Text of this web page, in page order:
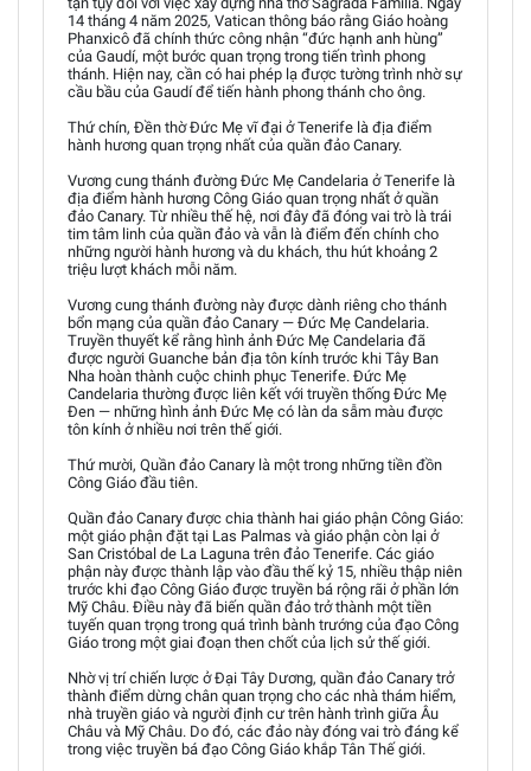
14 tháng 4 năm 2025, Vatican thông báo rằng Giáo hoàng
Phanxicô đã chính thức công nhận “đức hạnh anh hùng”
của Gaudí, một bước quan trọng trong tiến trình phong
thánh. Hiện nay, cần có hai phép lạ được tường trình nhờ sự
cầu bầu của Gaudí để tiến hành phong thánh cho ông.
Thứ chín, Đền thờ Đức Mẹ vĩ đại ở Tenerife là địa điểm
hành hương quan trọng nhất của quần đảo Canary.
Vương cung thánh đường Đức Mẹ Candelaria ở Tenerife là
địa điểm hành hương Công Giáo quan trọng nhất ở quần
đảo Canary. Từ nhiều thế hệ, nơi đây đã đóng vai trò là trái
tim tâm linh của quần đảo và vẫn là điểm đến chính cho
những người hành hương và du khách, thu hút khoảng 2
triệu lượt khách mỗi năm.
Vương cung thánh đường này được dành riêng cho thánh
bổn mạng của quần đảo Canary — Đức Mẹ Candelaria.
Truyền thuyết kể rằng hình ảnh Đức Mẹ Candelaria đã
được người Guanche bản địa tôn kính trước khi Tây Ban
Nha hoàn thành cuộc chinh phục Tenerife. Đức Mẹ
Candelaria thường được liên kết với truyền thống Đức Mẹ
Đen — những hình ảnh Đức Mẹ có làn da sẫm màu được
tôn kính ở nhiều nơi trên thế giới.
Thứ mười, Quần đảo Canary là một trong những tiền đồn
Công Giáo đầu tiên.
Quần đảo Canary được chia thành hai giáo phận Công Giáo:
một giáo phận đặt tại Las Palmas và giáo phận còn lại ở
San Cristóbal de La Laguna trên đảo Tenerife. Các giáo
phận này được thành lập vào đầu thế kỷ 15, nhiều thập niên
trước khi đạo Công Giáo được truyền bá rộng rãi ở phần lớn
Mỹ Châu. Điều này đã biến quần đảo trở thành một tiền
tuyến quan trọng trong quá trình bành trướng của đạo Công
Giáo trong một giai đoạn then chốt của lịch sử thế giới.
Nhờ vị trí chiến lược ở Đại Tây Dương, quần đảo Canary trở
thành điểm dừng chân quan trọng cho các nhà thám hiểm,
nhà truyền giáo và người định cư trên hành trình giữa Âu
Châu và Mỹ Châu. Do đó, các đảo này đóng vai trò đáng kể
trong việc truyền bá đạo Công Giáo khắp Tân Thế giới.